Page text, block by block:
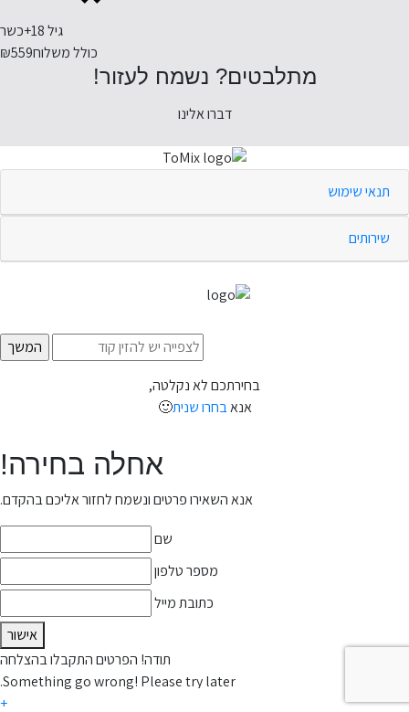
גיל 18+
כשר
כולל משלוח₪559
מתלבטים? נשמח לעזור!
דברו אלינו
תנאי שימוש
שירותים
בחירתכם לא נקלטה,
אנאבחרו שנית🙂
אחלה בחירה!
אנא השאירו פרטים ונשמח לחזור אליכם בהקדם.
שם
מספר טלפון
כתובת מייל
אישור
תודה! הפרטים התקבלו בהצלחה
Something go wrong! Please try later.
+